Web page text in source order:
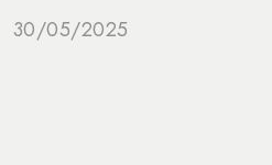
30/05/2025